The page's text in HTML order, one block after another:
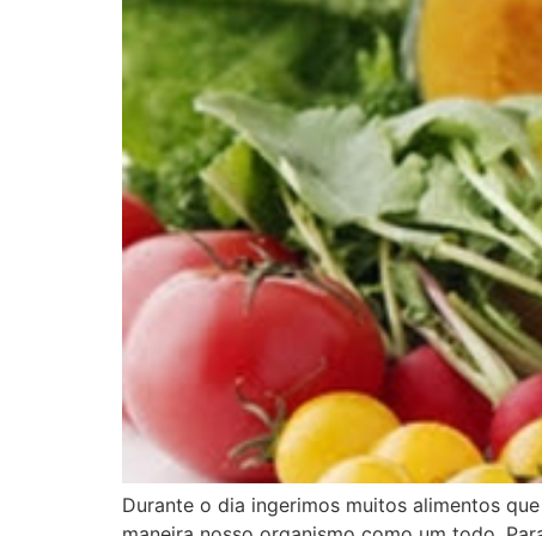
Durante o dia ingerimos muitos alimentos